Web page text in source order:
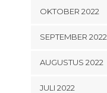
OKTOBER 2022
SEPTEMBER 2022
AUGUSTUS 2022
JULI 2022